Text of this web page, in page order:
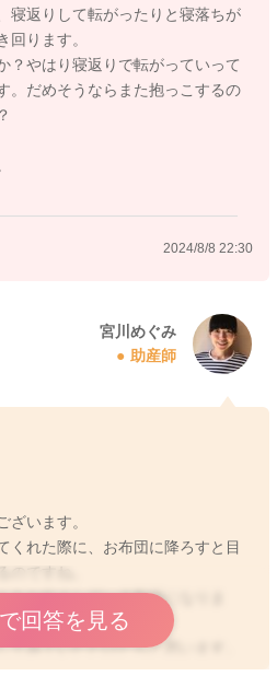
寝返りして転がったりと寝落ちが
ります。
？やはり寝返りで転がっていって
。だめそうならまた抱っこするの
2024/8/8 22:30
宮川めぐみ
助産師
ざいます。
くれた際に、お布団に降ろすと目
のですね。
をお伝えしている動画になりま
てみていただけたらと思います。
回答を見る